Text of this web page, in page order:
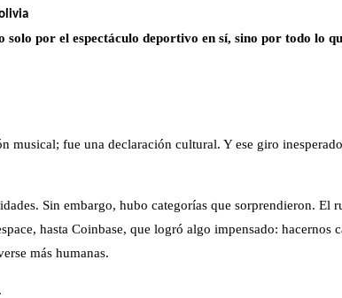
por el espectáculo deportivo en sí, sino por todo lo
fue una declaración cultural. Y ese giro
Sin embargo, hubo categorías que sorprendieron. El
hasta Coinbase, que logró algo impensado: hacernos
más humanas.